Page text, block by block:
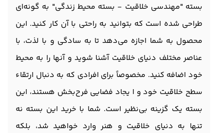
بسته "مهندسی خلاقیت - بسته محیط زندگی" به گونه‌ای
طراحی شده است که بتوانید به راحتی با آن کار کنید. این
محصول به شما اجازه می‌دهد تا به سادگی و با لذت، با
عناصر مختلف دنیای خلاقیت آشنا شوید و آنها را به محیط
خود اضافه کنید. مخصوصاً برای افرادی که به دنبال ارتقاء
سطح خلاقیت خود و ا یجاد فضایی فرح‌بخش هستند، این
بسته یک گزینه بی‌نظیر است. شما با خرید این بسته نه
تنها به دنیای خلاقیت و هنر وارد خواهید شد، بلکه